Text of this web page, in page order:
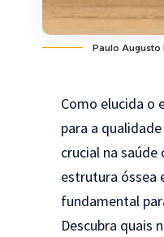
Paulo Augusto
Como elucida o
para a
crucial na
estrutura óssea
fundamental
Descubra quais